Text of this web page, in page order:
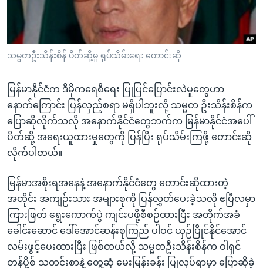
စာမျက်နှာ
သို့
ကျော်
ရန်
ရှာဖွေ
ရန်
နေရာ
သို့
ရန်
သုတပဒေသာ အင်္ဂလိပ်စာ
Learning English
ဗွီအိုအေ လူမှုကွန်ယက်များ
ဘာသာစကားများ
သမ္မတဦးသိန်းစိန် ပိတ်ဆို့မှု ရုပ်သိမ်းရေး တောင်းဆို
မြန်မာနိုင်ငံက ဒီမိုကရေစီရေး ပြုပြင်ပြောင်းလဲမှုတွေဟာ
နောက်ကြောင်း ပြန်လှည့်စရာ မရှိပါဘူးလို့ သမ္မတ ဦးသိန်းစိန်က
ပြောဆိုလိုက်သလို အနောက်နိုင်ငံတွေဘက်က မြန်မာနိုင်ငံအပေါ်
ပိတ်ဆို့ အရေးယူထားမှုတွေကို ပြန်ပြီး ရုပ်သိမ်းကြဖို့ တောင်းဆို
လိုက်ပါတယ်။
မြန်မာအစိုးရအနေနဲ့ အနောက်နိုင်ငံတွေ တောင်းဆိုထားတဲ့
အတိုင်း အကျဉ်းသား အများစုကို ပြန်လွှတ်ပေးခဲ့သလို ဧပြီလမှာ
ကြားဖြတ် ရွေးကောက်ပွဲ ကျင်းပဖို့စီစဉ်ထားပြီး အတိုက်အခံ
ခေါင်းဆောင် ဒေါ်အောင်ဆန်းစုကြည် ပါဝင် ယှဉ်ပြိုင်နိုင်အောင်
လမ်းဖွင့်ပေးထားပြီး ဖြစ်တယ်လို့ သမ္မတဦးသိန်းစိန်က ဝါရှင်
တန်ပို့စ် သတင်းစာနဲ့ တွေ့ဆုံ မေးမြန်းခန်း ပြုလုပ်ရာမှာ ပြောဆိုခဲ့